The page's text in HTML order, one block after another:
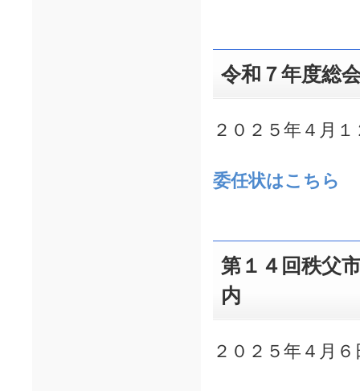
令和７年度総
２０２５年４月
委任状はこちら
第１４回秩父
内
２０２５年４月